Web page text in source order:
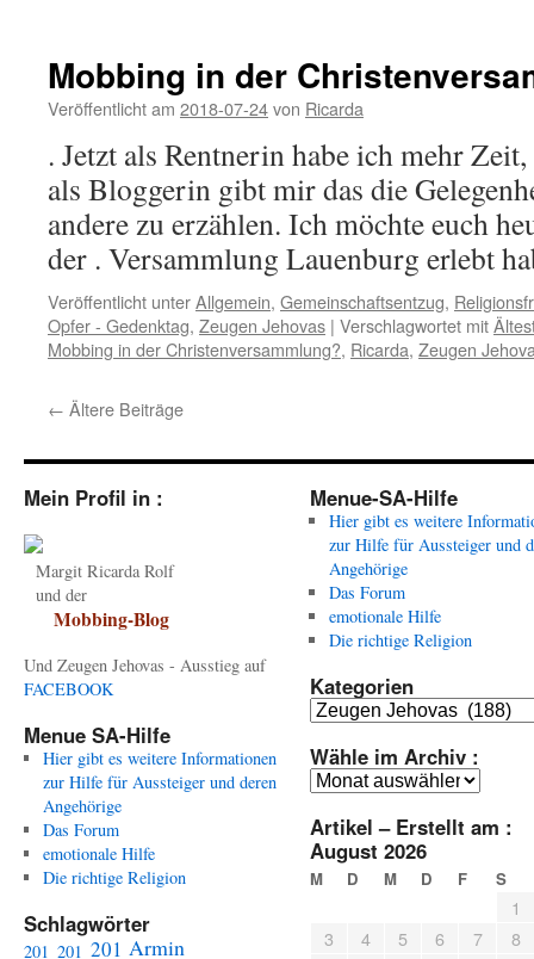
Mobbing in der
Veröffentlicht am 2018-07-24von Ricarda
. Jetzt als Rentnerin habe ich mehr
als Bloggerin gibt mir das die
andere zu erzählen. Ich möchte euch
der . Versammlung Lauenburg erlebt
Veröffentlicht unterAllgemein, Gemeinschaftsentzug,
Opfer - Gedenktag, Zeugen Jehovas | Verschlagwortet mit
Mobbing in der Christenversammlung?, Ricarda, Zeugen
← Ältere Beiträge
Mein Profil in :
Margit Ricarda Rolf
und der
Mobbing-Blog
Und Zeugen Jehovas - Ausstieg auf
FACEBOOK
Menue SA-Hilfe
Hier gibt es weitere Informationen
zur Hilfe für Aussteiger und deren
Angehörige
Das Forum
emotionale Hilfe
Die richtige Religion
Schlagwörter
201 201 201 Armin
Menue-SA-Hilfe
Hier gibt es weitere
zur Hilfe für Aussteiger und
Angehörige
Das Forum
emotionale Hilfe
Die richtige Religion
Kategorien
Kategorien
Wähle im Archiv :
Wähle
Archiv
:
Artikel – Erstellt am :
August 2026
M D M D F S
1
3
4 5 6 7
8